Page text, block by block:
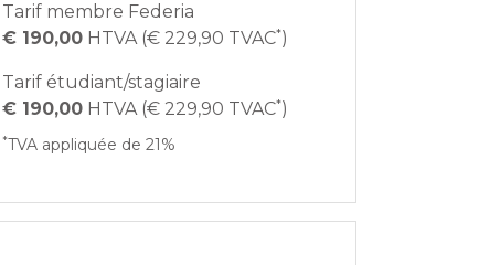
Tarif membre Federia
€ 190,00 HTVA (€ 229,90 TVAC*)
Tarif étudiant/stagiaire
€ 190,00 HTVA (€ 229,90 TVAC*)
*TVA appliquée de 21%